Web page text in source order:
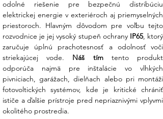
rozvodnú sieť.
Prečo zvoliť rozvádzač NOARK IP65?
Maximálna ochrana v extrémnych
podmienkach:
Certifikácia IP65
zaručuje, že vaša inštalácia zostane v
suchu a bez prachu aj v priestoroch so
zvýšenou vlhkosťou alebo prašnosťou.
Vysoká variabilita (24 modulov):
odolné riešenie pre bezpečnú distribúciu
elektrickej energie v exteriéroch aj priemyselných
priestoroch. Hlavným dôvodom pre voľbu tejto
rozvodnice je jej vysoký stupeň ochrany IP65, ktorý
zaručuje úplnú prachotesnosť a odolnosť voči
striekajúcej vode. Náš tím tento produkt
odporúča najmä pre inštalácie vo vlhkých
pivniciach, garážach, dielňach alebo pri montáži
fotovoltických systémov, kde je kritické chrániť
ističe a ďalšie prístroje pred nepriaznivými vplyvmi
okolitého prostredia.